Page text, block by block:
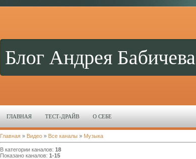
Блог Андрея Бабичева
ГЛАВНАЯ ТЕСТ-ДРАЙВ О СЕБЕ
Главная » Видео » Все каналы » Музыка
В категории каналов: 18
Показано каналов: 1-15